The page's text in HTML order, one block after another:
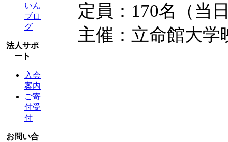
いん
ブロ
グ
法人サポ
ート
入会
案内
ご寄
付受
付
お問い合
定員：170名（当
主催：立命館大学